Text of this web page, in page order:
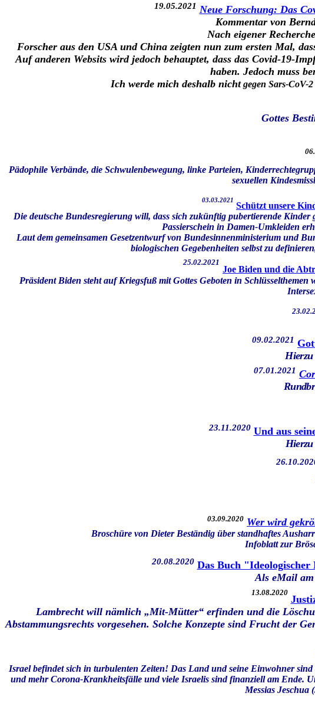
19.05.2021 Neue Forschung: Das
Kommentar von
Nach eigener
Forscher aus den USA und China zeigten nun zum ersten Mal,
Auf anderen Websits wird jedoch behauptet, dass das Covid-19-
haben. Jedoch muss
Ich werde mich deshalb nichtgegen Sars-CoV-
Gottes
Pädophile Verbände, die Schwulenbewegung, linke Parteien,
sexuellen
03.03.2021
Schützt unsere
Die deutsche Bundesregierung will, dass sich zukünftig pubertierende
Passierschein in Damen-Umkleiden
Laut dem gemeinsamen Gesetzentwurf von Bundesinnenministerium und
biologischen Gegebenheiten selbst zu
25.02.2021
Joe Biden und die
Präsident Biden steht auf Kriegsfuß mit Gottes Geboten in
09.02.2021
Hierzu
07.01.2021
23.11.2020 Und aus
03.09.2020 Wer wird
Broschüre von Dieter Beständig über standhaftes
Infoblatt zur
20.08.2020 Das Buch
Als eMail
13.08.2020
Lambrecht will nämlich „Mit-Mütter“ erfinden und die
Abstammungsrechts vorgesehen. Solche Konzepte sind Frucht der
Israel befindet sich in turbulenten Zeiten! Das Land und seine Einwohner
und mehr Corona-Krankheitsfälle und viele Israelis sind finanziell am Ende.
Messias Jeschua